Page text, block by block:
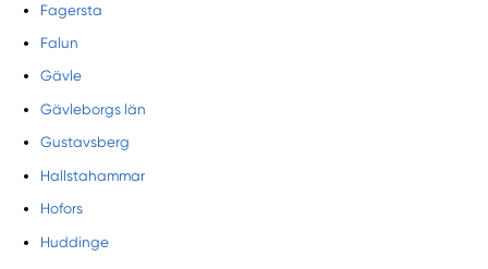
Fagersta
Falun
Gävle
Gävleborgs län
Gustavsberg
Hallstahammar
Hofors
Huddinge